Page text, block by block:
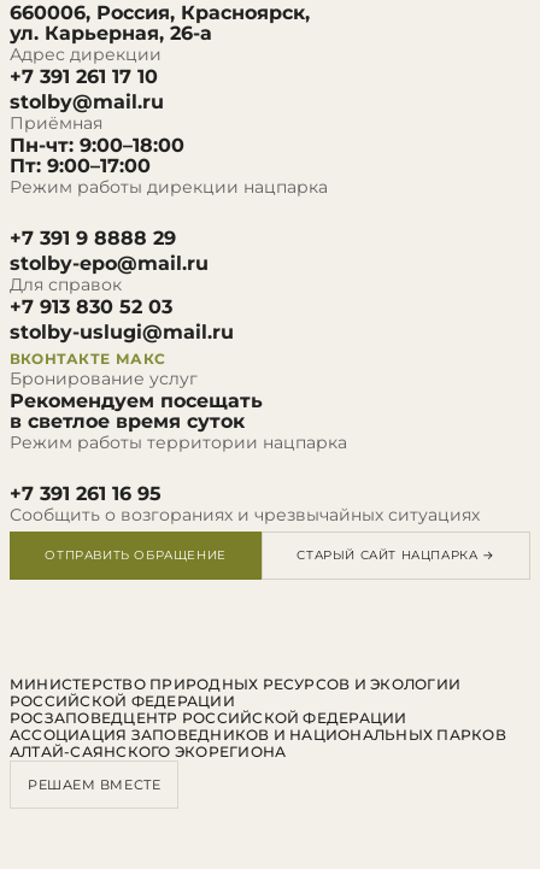
660006, Россия, Красноярск,
ул. Карьерная, 26-а
Адрес дирекции
+7 391 261 17 10
stolby@mail.ru
Приёмная
Пн-чт: 9:00–18:00
Пт: 9:00–17:00
Режим работы дирекции нацпарка
+7 391 9 8888 29
stolby-epo@mail.ru
Для справок
+7 913 830 52 03
stolby-uslugi@mail.ru
ВКОНТАКТЕ МАКС
Бронирование услуг
Рекомендуем посещать
в светлое время суток
Режим работы территории нацпарка
+7 391 261 16 95
Сообщить о возгораниях и чрезвычайных ситуациях
ОТПРАВИТЬ ОБРАЩЕНИЕ СТАРЫЙ САЙТ НАЦПАРКА →
МИНИСТЕРСТВО ПРИРОДНЫХ РЕСУРСОВ И ЭКОЛОГИИ
РОССИЙСКОЙ ФЕДЕРАЦИИ
РОСЗАПОВЕДЦЕНТР РОССИЙСКОЙ ФЕДЕРАЦИИ
АССОЦИАЦИЯ ЗАПОВЕДНИКОВ И НАЦИОНАЛЬНЫХ ПАРКОВ
АЛТАЙ-САЯНСКОГО ЭКОРЕГИОНА
РЕШАЕМ ВМЕСТЕ